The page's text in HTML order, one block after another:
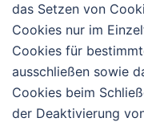
das Setzen von
Cookies nur im
Cookies für
ausschließen sowie
Cookies beim
der Deaktivierung